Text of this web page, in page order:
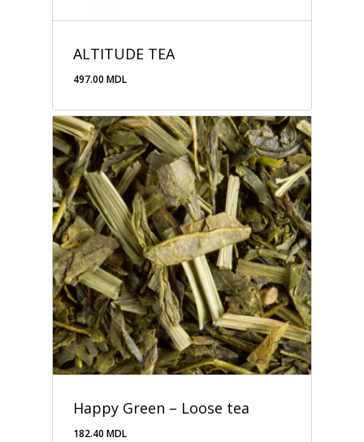
ALTITUDE TEA
497.00 MDL
Happy Green – Loose tea
182.40 MDL